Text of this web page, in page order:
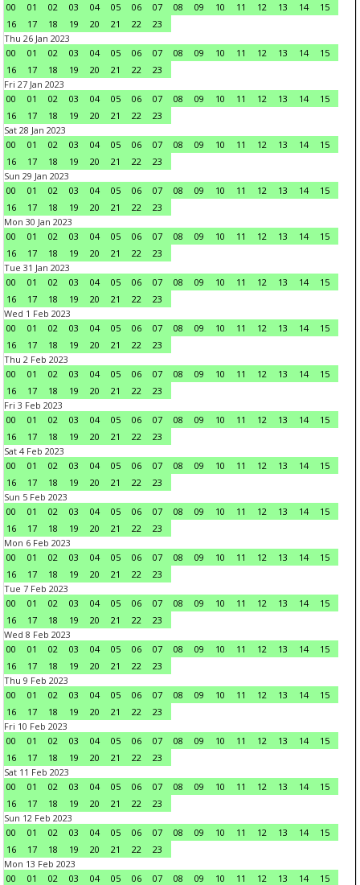
00
01 02 03 04 05 06 07 08 09 10 11 12 13 14
15
16
17 18 19 20 21 22
23
Thu 26 Jan 2023
00
01 02 03 04 05 06 07 08 09 10 11 12 13 14
15
16
17 18 19 20 21 22
23
Fri 27 Jan 2023
00
01 02 03 04 05 06 07 08 09 10 11 12 13 14
15
16
17 18 19 20 21 22
23
Sat 28 Jan 2023
00
01 02 03 04 05 06 07 08 09 10 11 12 13 14
15
16
17 18 19 20 21 22
23
Sun 29 Jan 2023
00
01 02 03 04 05 06 07 08 09 10 11 12 13 14
15
16
17 18 19 20 21 22
23
Mon 30 Jan 2023
00
01 02 03 04 05 06 07 08 09 10 11 12 13 14
15
16
17 18 19 20 21 22
23
Tue 31 Jan 2023
00
01 02 03 04 05 06 07 08 09 10 11 12 13 14
15
16
17 18 19 20 21 22
23
Wed 1 Feb 2023
00
01 02 03 04 05 06 07 08 09 10 11 12 13 14
15
16
17 18 19 20 21 22
23
Thu 2 Feb 2023
00
01 02 03 04 05 06 07 08 09 10 11 12 13 14
15
16
17 18 19 20 21 22
23
Fri 3 Feb 2023
00
01 02 03 04 05 06 07 08 09 10 11 12 13 14
15
16
17 18 19 20 21 22
23
Sat 4 Feb 2023
00
01 02 03 04 05 06 07 08 09 10 11 12 13 14
15
16
17 18 19 20 21 22
23
Sun 5 Feb 2023
00
01 02 03 04 05 06 07 08 09 10 11 12 13 14
15
16
17 18 19 20 21 22
23
Mon 6 Feb 2023
00
01 02 03 04 05 06 07 08 09 10 11 12 13 14
15
16
17 18 19 20 21 22
23
Tue 7 Feb 2023
00
01 02 03 04 05 06 07 08 09 10 11 12 13 14
15
16
17 18 19 20 21 22
23
Wed 8 Feb 2023
00
01 02 03 04 05 06 07 08 09 10 11 12 13 14
15
16
17 18 19 20 21 22
23
Thu 9 Feb 2023
00
01 02 03 04 05 06 07 08 09 10 11 12 13 14
15
16
17 18 19 20 21 22
23
Fri 10 Feb 2023
00
01 02 03 04 05 06 07 08 09 10 11 12 13 14
15
16
17 18 19 20 21 22
23
Sat 11 Feb 2023
00
01 02 03 04 05 06 07 08 09 10 11 12 13 14
15
16
17 18 19 20 21 22
23
Sun 12 Feb 2023
00
01 02 03 04 05 06 07 08 09 10 11 12 13 14
15
16
17 18 19 20 21 22
23
Mon 13 Feb 2023
00
01 02 03 04 05 06 07 08 09 10 11 12 13 14
15